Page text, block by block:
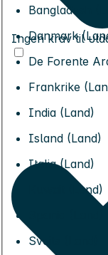
Bangladesh
Danmark
De Forente
Frankrike
India (Land)
Island (Land)
Italia (Land)
Kuwait (Land)
Sveits (Land)
Ingen krav til